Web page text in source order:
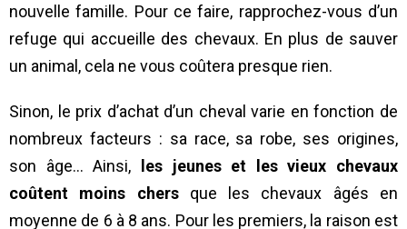
nouvelle famille. Pour ce faire, rapprochez-vous d’un
refuge qui accueille des chevaux. En plus de sauver
un animal, cela ne vous coûtera presque rien.
Sinon, le prix d’achat d’un cheval varie en fonction de
nombreux facteurs : sa race, sa robe, ses origines,
son âge… Ainsi,
les jeunes et les vieux chevaux
coûtent moins chersque les chevaux âgés en
moyenne de 6 à 8 ans. Pour les premiers, la raison est